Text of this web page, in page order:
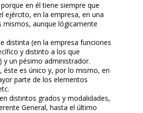
en él tiene siempre que
ejército, en la empresa, en una
mismos, aunque lógicamente
distinta (en la empresa funciones
y distinto a los que
y un pésimo administrador.
es único y, por lo mismo, en
parte de los elementos
distintos grados y modalidades,
General, hasta el último